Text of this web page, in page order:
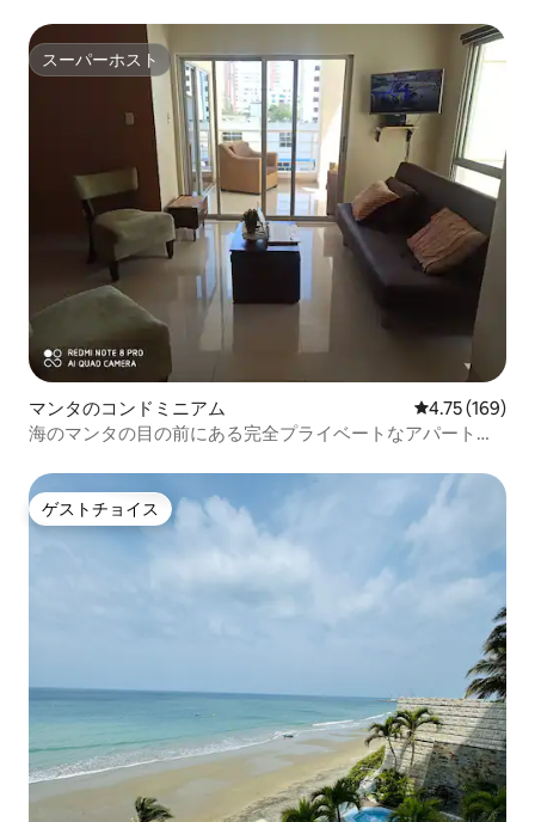
スーパーホスト
スーパーホスト
マンタのコンドミニアム レビュー169
4.75 (169)
海のマンタの目の前にある完全プライベートなアパートメ
ゲストチョイス
ゲストチョイス